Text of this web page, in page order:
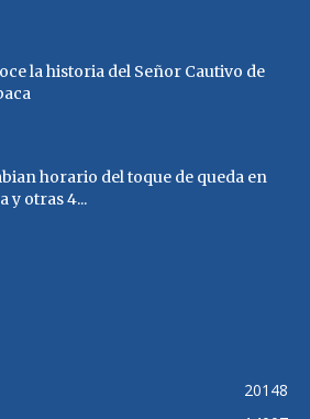
la historia del Señor Cautivo de
horario del toque de queda en
y otras 4...
20148